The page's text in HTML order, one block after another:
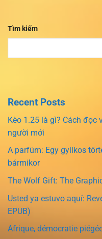
Tìm kiếm
Recent Posts
Kèo 1.25 là gì? Cách đọc
người mới
A parfüm: Egy gyilkos
bármikor
The Wolf Gift: The
Usted ya estuvo aquí:
EPUB)
Afrique, démocratie